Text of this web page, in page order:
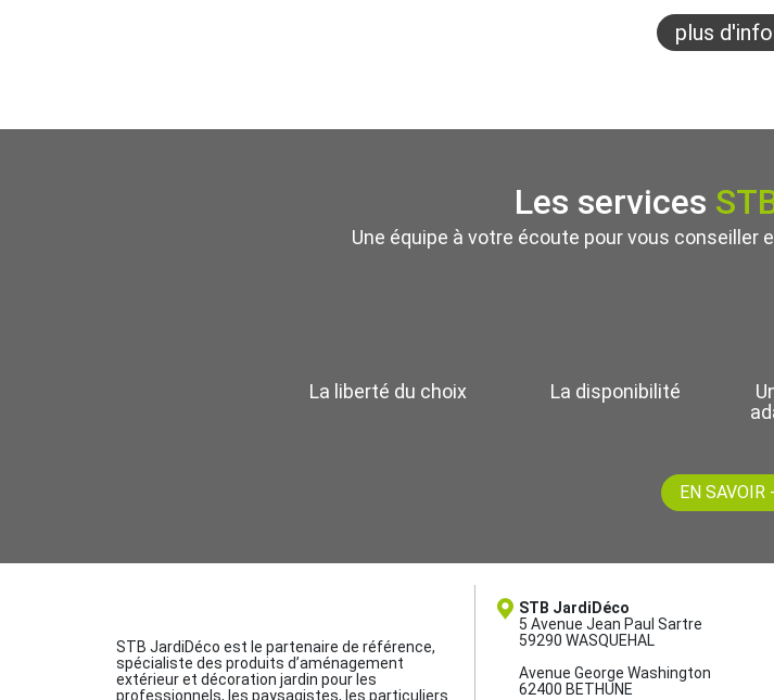
plus
Les services
Une équipe à votre écoute pour vous
La liberté du choix La disponibilité
EN SAVOIR
STB JardiDéco est le partenaire de référence,
spécialiste des produits d’aménagement
extérieur et décoration jardin pour les
professionnels, les paysagistes, les particuliers
STB JardiDéco
5 Avenue Jean Paul Sartre
59290 WASQUEHAL
Avenue George Washington
62400 BETHUNE